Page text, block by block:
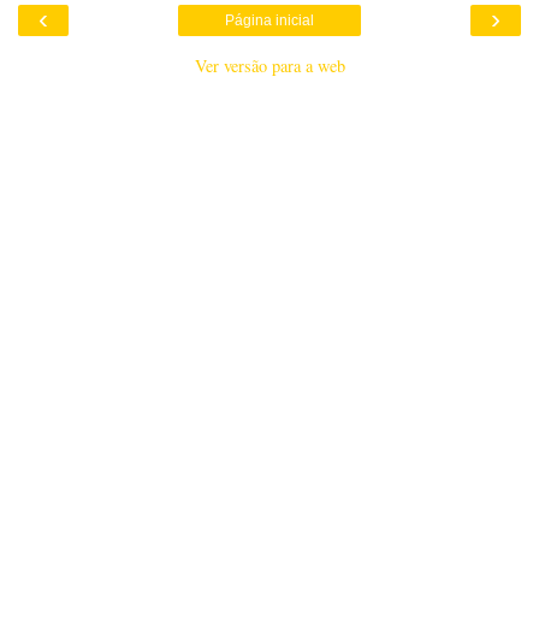
‹ ›
Página inicial
Ver versão para a web